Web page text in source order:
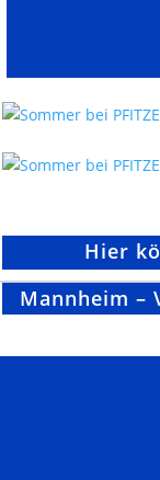
Hier
Mannheim –